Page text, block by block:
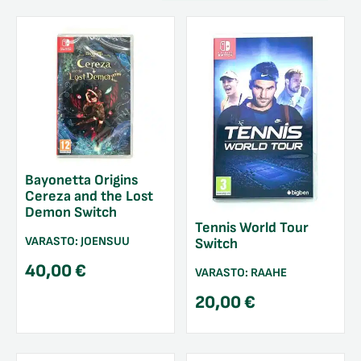
Bayonetta Origins
Cereza and the Lost
Demon Switch
VARASTO: JOENSUU
40,00€
Tennis World Tour
Switch
VARASTO: RAAHE
20,00€